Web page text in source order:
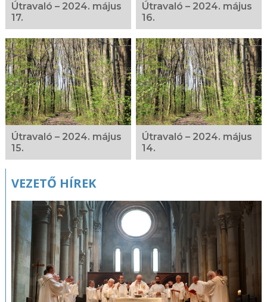
Útravaló – 2024. május
17.
Útravaló – 2024. május
16.
Útravaló – 2024. május
15.
Útravaló – 2024. május
14.
VEZETŐ HÍREK